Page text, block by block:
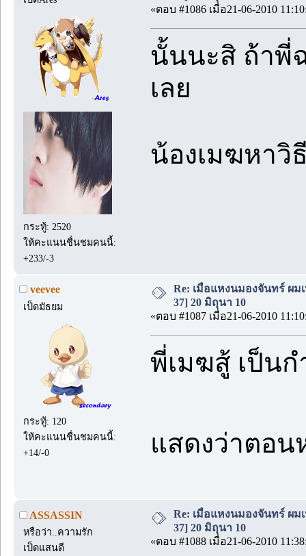
กระทู้: 2520
ให้คะแนนชื่นชมคนนี้:
+233/-3
«ตอบ #1086 เมื่อ21-06-2010
นั้นนะสิ ถ้าพี่
เลย
น้องเมฆหา
veevee
เป็ดมัธยม
กระทู้: 120
ให้คะแนนชื่นชมคนนี้:
+14/-0
Re: เมื่อแหงนมองจันทร์ ผม
37] 20 มิถุนา 10
«ตอบ #1087 เมื่อ21-06-2010
พี่เมฆสู้ เป็นก
แสดงว่าตอ
ASSASSIN
หรือว่า..ความรัก
เป็ดแสนดี
Re: เมื่อแหงนมองจันทร์ ผม
37] 20 มิถุนา 10
«ตอบ #1088 เมื่อ21-06-2010